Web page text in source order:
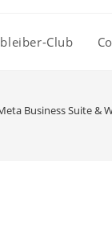
Club
Business Suite &